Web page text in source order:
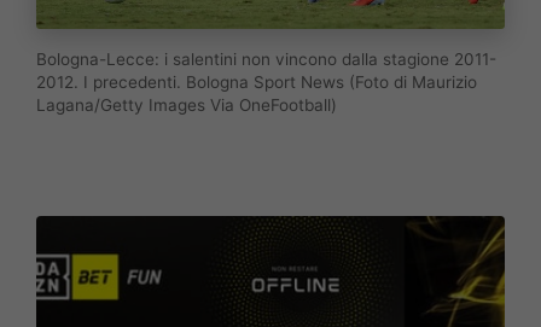
Bologna-Lecce: i salentini non vincono dalla stagione 2011-
2012. I precedenti. Bologna Sport News (Foto di Maurizio
Lagana/Getty Images Via OneFootball)